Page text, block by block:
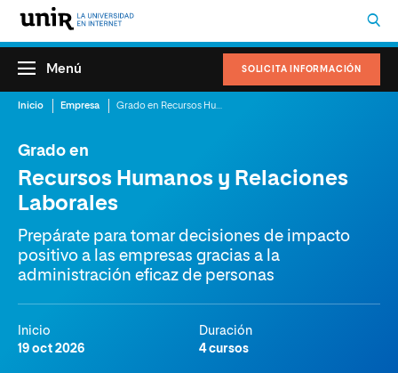
SOLICITA INFORMACIÓN
Menú
Inicio Empresa
Grado en
Recursos Humanos y Relaciones
Laborales
Prepárate para tomar decisiones de impacto
positivo a las empresas gracias a la
administración eficaz de personas
Inicio
19 oct 2026
Duración
4 cursos